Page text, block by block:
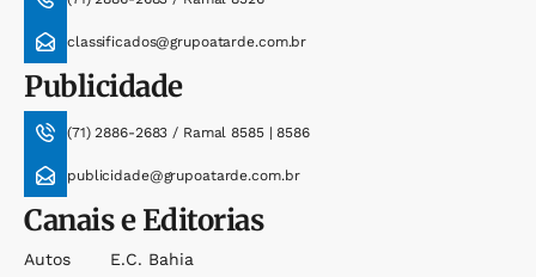
classificados@grupoatarde.com.br
Publicidade
(71) 2886-2683 / Ramal 8585 | 8586
publicidade@grupoatarde.com.br
Canais e Editorias
Autos
E.c. Bahia